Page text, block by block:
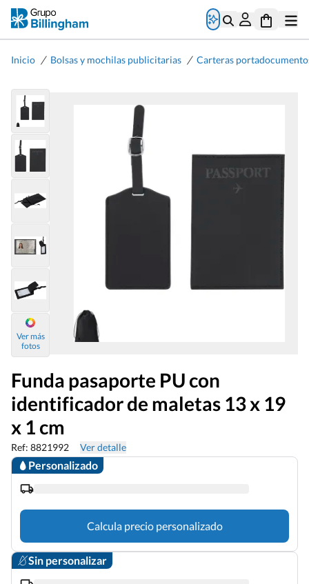
Inicio / Bolsas y mochilas publicitarias / Carteras
Ver más
fotos
Funda pasaporte PU con
identificador de maletas 13 x 19
x 1 cm
Ref: 8821992 Ver detalle
Personalizado
Calcula precio personalizado
Sin personalizar